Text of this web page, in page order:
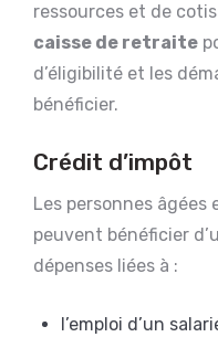
ressources et de
caisse de retraite
d’éligibilité et les
bénéficier.
Crédit d’impôt
Les personnes âgées
peuvent bénéficier
dépenses liées à :
l’emploi d’un